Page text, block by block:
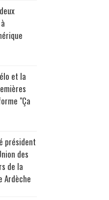
et la
"Ça
président
des
de la
Ardèche